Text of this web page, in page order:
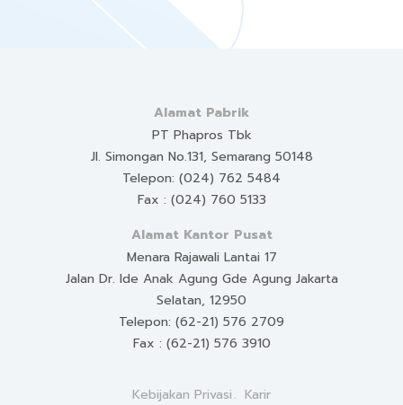
Alamat Pabrik
PT Phapros Tbk
Jl. Simongan No.131, Semarang 50148
Telepon: (024) 762 5484
Fax : (024) 760 5133
Alamat Kantor Pusat
Menara Rajawali Lantai 17
Jalan Dr. Ide Anak Agung Gde Agung Jakarta
Selatan, 12950
Telepon: (62-21) 576 2709
Fax : (62-21) 576 3910
Kebijakan Privasi Karir